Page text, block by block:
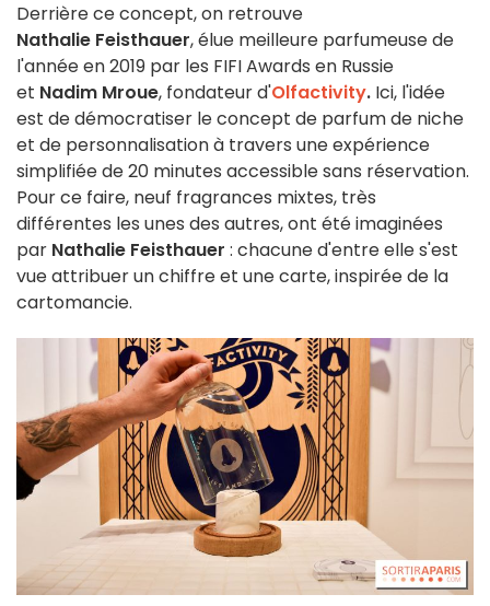
Derrière ce concept, on retrouve
Nathalie Feisthauer,élue meilleure parfumeuse de
l'année en 2019 par les FIFI Awards en Russie
et Nadim Mroue, fondateur d'Olfactivity. Ici, l'idée
est de démocratiser le concept de parfum de niche
et de personnalisation à travers une expérience
simplifiée de 20 minutes accessible sans réservation.
Pour ce faire, neuf fragrances mixtes, très
différentes les unes des autres, ont été imaginées
par Nathalie Feisthauer : chacune d'entre elle s'est
vue attribuer un chiffre et une carte, inspirée de la
cartomancie.